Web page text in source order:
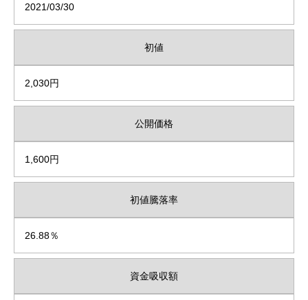
2021/03/30
初値
2,030円
公開価格
1,600円
初値騰落率
26.88％
資金吸収額